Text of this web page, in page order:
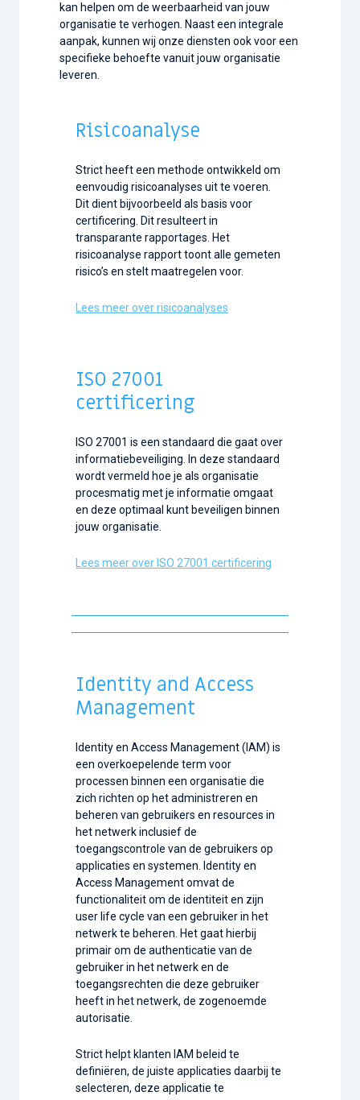
kan helpen om de weerbaarheid van jouw
organisatie te verhogen. Naast een integrale
aanpak, kunnen wij onze diensten ook voor een
specifieke behoefte vanuit jouw organisatie
leveren.
Risicoanalyse
Strict heeft een methode ontwikkeld om
eenvoudig risicoanalyses uit te voeren.
Dit dient bijvoorbeeld als basis voor
certificering. Dit resulteert in
transparante rapportages. Het
risicoanalyse rapport toont alle gemeten
risico’s en stelt maatregelen voor.
Lees meer over risicoanalyses
ISO 27001
certificering
ISO 27001 is een standaard die gaat over
informatiebeveiliging. In deze standaard
wordt vermeld hoe je als organisatie
procesmatig met je informatie omgaat
en deze optimaal kunt beveiligen binnen
jouw organisatie.
Lees meer over ISO 27001 certificering
Identity and Access
Management
Identity en Access Management (IAM) is
een overkoepelende term voor
processen binnen een organisatie die
zich richten op het administreren en
beheren van gebruikers en resources in
het netwerk inclusief de
toegangscontrole van de gebruikers op
applicaties en systemen. Identity en
Access Management omvat de
functionaliteit om de identiteit en zijn
user life cycle van een gebruiker in het
netwerk te beheren. Het gaat hierbij
primair om de authenticatie van de
gebruiker in het netwerk en de
toegangsrechten die deze gebruiker
heeft in het netwerk, de zogenoemde
autorisatie.
Strict helpt klanten IAM beleid te
definiëren, de juiste applicaties daarbij te
selecteren, deze applicatie te